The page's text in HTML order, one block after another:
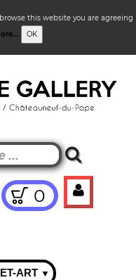
this website you are agreeing
OK
0
ART ▼